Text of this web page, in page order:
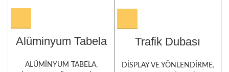
Alüminyum Tabela
ALÜMİNYUM TABELA,
Trafik Dubası
DİSPLAY VE YÖNLENDİRME,